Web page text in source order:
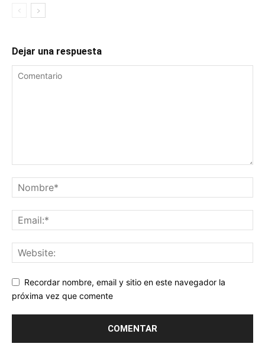
Dejar una respuesta
Recordar nombre, email y sitio en este navegador la
próxima vez que comente